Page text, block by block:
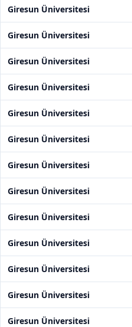
Giresun Üniversitesi
Giresun Üniversitesi
Giresun Üniversitesi
Giresun Üniversitesi
Giresun Üniversitesi
Giresun Üniversitesi
Giresun Üniversitesi
Giresun Üniversitesi
Giresun Üniversitesi
Giresun Üniversitesi
Giresun Üniversitesi
Giresun Üniversitesi
Giresun Üniversitesi